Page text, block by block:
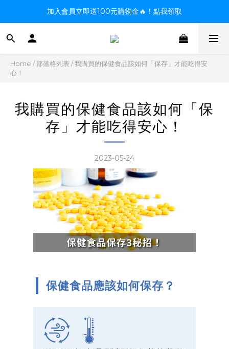
加入會員立即送100元購物金🔥！點我領取
Home /部落格列表 /我購買的保健食品該如何「保存」才能吃得安
心！
我購買的保健食品該如何「保
存」才能吃得安心！
2023-05-24
保健食品應該如何保存？